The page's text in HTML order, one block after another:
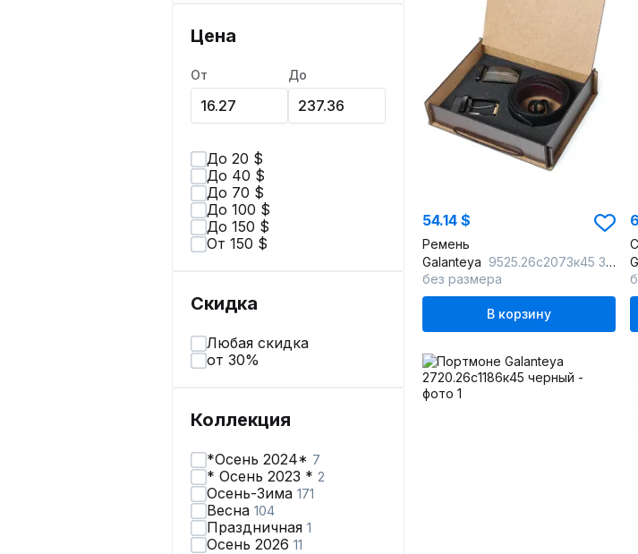
Цена
От До
До 20 $
До 40 $
До 70 $
До 100 $
До 150 $
От 150 $
Скидка
Любая скидка
от 30%
Коллекция
*Осень 2024* 7
* Осень 2023 * 2
Осень-Зима 171
Весна 104
Праздничная 1
Осень 2026 11
54.14 $
Ремень
Galanteya 9525.26с2073к45 3р черный/шоколд
без размера
В корзину